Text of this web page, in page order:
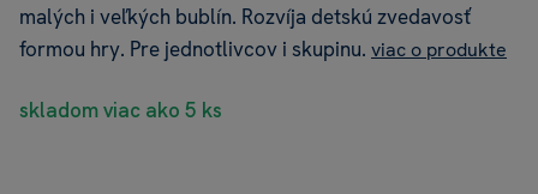
malých i veľkých bublín. Rozvíja detskú zvedavosť
formou hry. Pre jednotlivcov i skupinu. viac o produkte
skladom viac ako 5 ks